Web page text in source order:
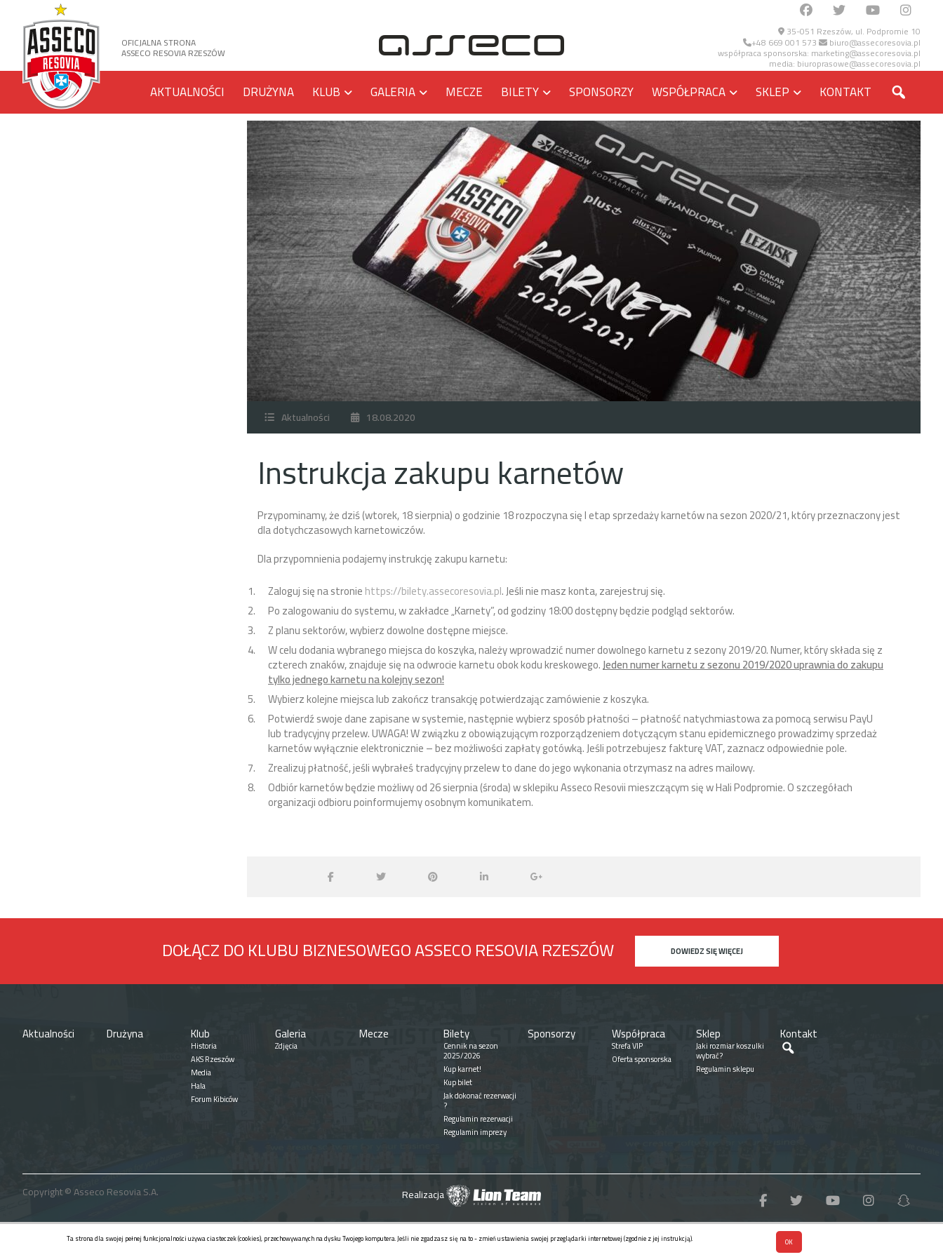
35-051 Rzeszów, ul. Podpromie 10
+48 669 001 573 biuro@assecoresovia.pl
współpraca sponsorska: marketing@assecoresovia.pl
media: biuroprasowe@assecoresovia.pl
OFICJALNA STRONA
ASSECO RESOVIA RZESZÓW
AKTUALNOŚCI DRUŻYNA KLUB GALERIA MECZE BILETY SPONSORZY WSPÓŁPRACA SKLEP KONTAKT
Aktualności 18.08.2020
Instrukcja zakupu karnetów
Przypominamy, że dziś (wtorek, 18 sierpnia) o godzinie 18 rozpoczyna się I etap sprzedaży karnetów na sezon 2020/21, który przeznaczony jest
dla dotychczasowych karnetowiczów.
Dla przypomnienia podajemy instrukcję zakupu karnetu:
Zaloguj się na stroniehttps://bilety.assecoresovia.pl. Jeśli nie masz konta, zarejestruj się.
Po zalogowaniu do systemu, w zakładce „Karnety”, od godziny 18:00 dostępny będzie podgląd sektorów.
Z planu sektorów, wybierz dowolne dostępne miejsce.
W celu dodania wybranego miejsca do koszyka, należy wprowadzić numer dowolnego karnetu z sezony 2019/20. Numer, który składa się z
czterech znaków, znajduje się na odwrocie karnetu obok kodu kreskowego.Jeden numer karnetu z sezonu 2019/2020 uprawnia do zakupu
tylko jednego karnetu na kolejny sezon!
Wybierz kolejne miejsca lub zakończ transakcję potwierdzając zamówienie z koszyka.
Potwierdź swoje dane zapisane w systemie, następnie wybierz sposób płatności – płatność natychmiastowa za pomocą serwisu PayU
lub tradycyjny przelew. UWAGA! W związku z obowiązującym rozporządzeniem dotyczącym stanu epidemicznego prowadzimy sprzedaż
karnetów wyłącznie elektronicznie – bez możliwości zapłaty gotówką. Jeśli potrzebujesz fakturę VAT, zaznacz odpowiednie pole.
Zrealizuj płatność, jeśli wybrałeś tradycyjny przelew to dane do jego wykonania otrzymasz na adres mailowy.
Odbiór karnetów będzie możliwy od 26 sierpnia (środa) w sklepiku Asseco Resovii mieszczącym się w Hali Podpromie. O szczegółach
organizacji odbioru poinformujemy osobnym komunikatem.
DOŁĄCZ DO KLUBU BIZNESOWEGO ASSECO RESOVIA RZESZÓW DOWIEDZ SIĘ WIĘCEJ
Aktualności Drużyna Klub
Historia
AKS Rzeszów
Media
Hala
Forum Kibiców
Galeria
Zdjęcia
Mecze Bilety
Cennik na sezon
2025/2026
Kup karnet!
Kup bilet
Jak dokonać rezerwacji
?
Regulamin rezerwacji
Regulamin imprezy
Sponsorzy Współpraca
Strefa VIP
Oferta sponsorska
Sklep
Jaki rozmiar koszulki
wybrać?
Regulamin sklepu
Kontakt
Copyright © Asseco Resovia S.A. Realizacja
Ta strona dla swojej pełnej funkcjonalności używa ciasteczek (cookies), przechowywanych na dysku Twojego komputera. Jeśli nie zgadzasz się na to - zmień ustawienia swojej przeglądarki internetowej (zgodnie z jej instrukcją). OK